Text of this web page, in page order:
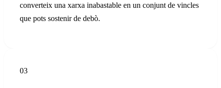
converteix una xarxa inabastable en un conjunt de vincles
que pots sostenir de debò.
03